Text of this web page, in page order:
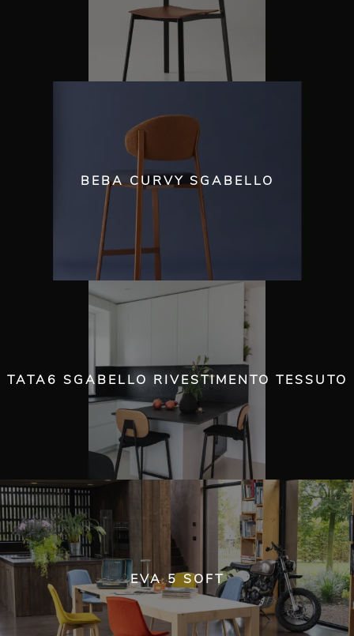
BEBA CURVY SGABELLO
TATA6 SGABELLO RIVESTIMENTO TESSUTO
EVA 5 SOFT